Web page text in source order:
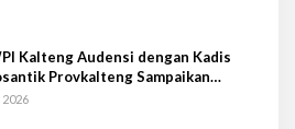
Kalteng Audensi dengan Kadis
Provkalteng Sampaikan
Kongnas II AWPI se-Indonesia